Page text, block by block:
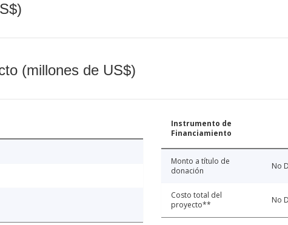
(millones de US$)
Instrumento de
Financiamiento
Monto a título de
donación
No
Costo total del
proyecto**
No